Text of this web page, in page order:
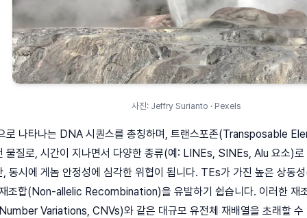
사진: Jeffry Surianto · Pexels
로 나타나는 DNA 시퀀스를 총칭하며, 트랜스포존(Transposable
물질로, 시간이 지나면서 다양한 종류(예: LINEs, SINEs, Alu 요소)
, 동시에 게놈 안정성에 심각한 위협이 됩니다. TEs가 가진 높은 상
조합(Non-allelic Recombination)을 유발하기 쉽습니다. 이러한 재
Variations, CNVs)와 같은 대규모 유전체 재배열을 초래할 수